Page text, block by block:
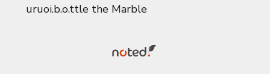
uruoi.b.o.ttle the Marble